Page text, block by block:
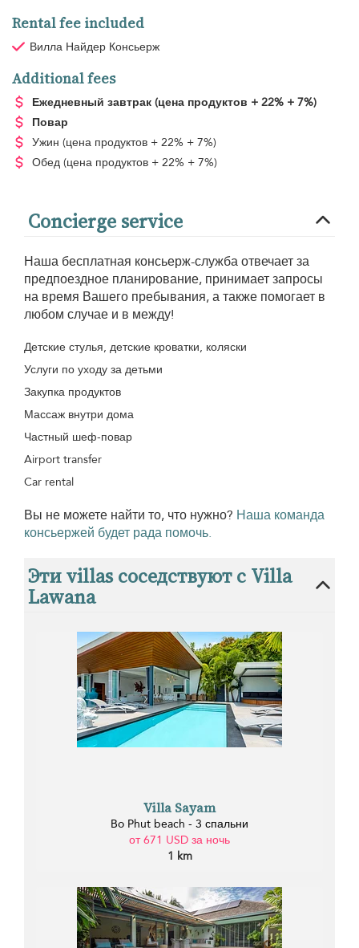
Rental fee included
Вилла Найдер Консьерж
Additional fees
Ежедневный завтрак (цена продуктов + 22% + 7%)
Повар
Ужин (цена продуктов + 22% + 7%)
Обед (цена продуктов + 22% + 7%)
Concierge service
Наша бесплатная консьерж-служба отвечает за
предпоездное планирование, принимает запросы
на время Вашего пребывания, а также помогает в
любом случае и в между!
Детские стулья, детские кроватки, коляски
Услуги по уходу за детьми
Закупка продуктов
Массаж внутри дома
Частный шеф-повар
Airport transfer
Car rental
Вы не можете найти то, что нужно? Наша команда
консьержей будет рада помочь.
Эти villas соседствуют с Villa
Lawana
Villa Sayam
Bo Phut beach - 3 спальни
от 671 USD за ночь
1 km